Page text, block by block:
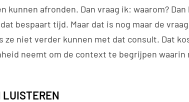
kunnen afronden. Dan vraag ik: waarom?
dat bespaart tijd. Maar dat is nog maar de
ze niet verder kunnen met dat consult. Dat
neemt om de context te begrijpen waarin
LUISTEREN